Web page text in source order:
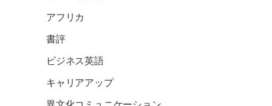
アフリカ
書評
ビジネス英語
キャリアアップ